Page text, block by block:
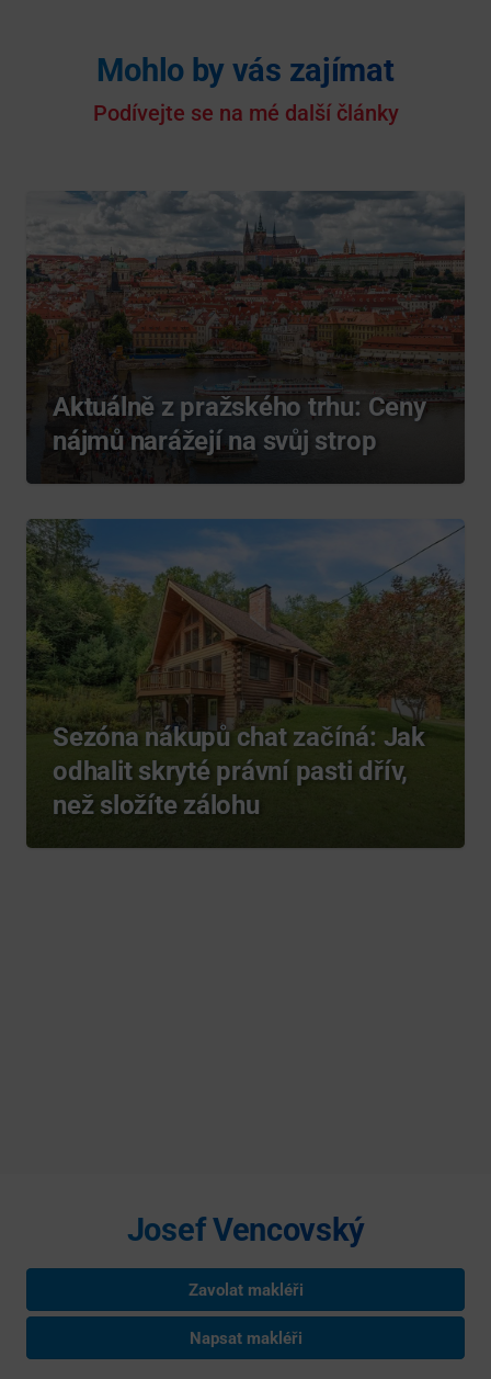
Mohlo by vás zajímat
Podívejte se na mé další články
Aktuálně z pražského trhu: Ceny
nájmů narážejí na svůj strop
Sezóna nákupů chat začíná: Jak
odhalit skryté právní pasti dřív,
než složíte zálohu
Josef Vencovský
Zavolat makléři
Napsat makléři